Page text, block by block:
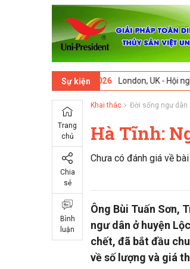
Sự kiện
09-02-2026 London, UK - Hội nghị Thượng
Trang
chủ
Chia
sẻ
Bình
luận
Khai thác Đời sống ngư dân
Hà Tĩnh:
Chưa có đánh giá về
Ông Bùi Tuấn Sơn,
ngư dân ở huyện
chết, đã bắt đầu
về số lượng và giá